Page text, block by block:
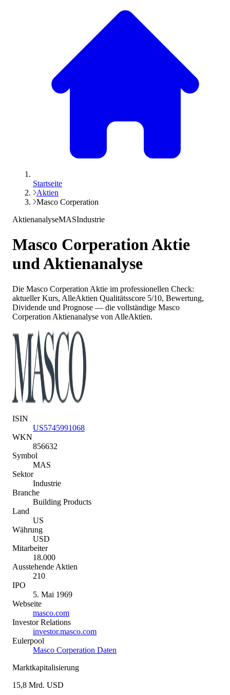
Startseite
Aktien
Masco Corperation
AktienanalyseMASIndustrie
Masco CorperationAktie
und Aktienanalyse
Die Masco Corperation Aktie im professionellen Check:
aktueller Kurs, AlleAktien Qualitätsscore 5/10, Bewertung,
Dividende und Prognose — die vollständige Masco
Corperation Aktienanalyse von AlleAktien.
ISIN
US5745991068
WKN
856632
Symbol
MAS
Sektor
Industrie
Branche
Building Products
Land
US
Währung
USD
Mitarbeiter
18.000
Ausstehende Aktien
210
IPO
5. Mai 1969
Webseite
masco.com
Investor Relations
investor.masco.com
Eulerpool
Masco Corperation Daten
Marktkapitalisierung
15,8 Mrd. USD